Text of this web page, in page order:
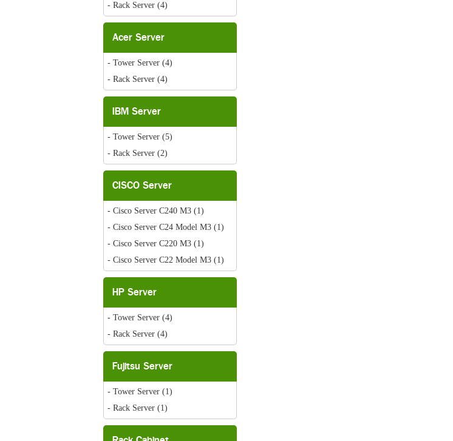
- Rack Server (4)
Acer Server
- Tower Server (4)
- Rack Server (4)
IBM Server
- Tower Server (5)
- Rack Server (2)
CISCO Server
- Cisco Server C240 M3 (1)
- Cisco Server C24 Model M3 (1)
- Cisco Server C220 M3 (1)
- Cisco Server C22 Model M3 (1)
HP Server
- Tower Server (4)
- Rack Server (4)
Fujitsu Server
- Tower Server (1)
- Rack Server (1)